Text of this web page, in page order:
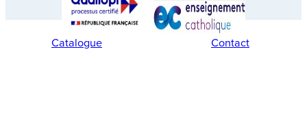
Catalogue Contact